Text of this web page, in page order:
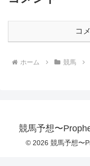
コ
ホーム 競馬
競馬予想〜
© 2026 競馬予想〜